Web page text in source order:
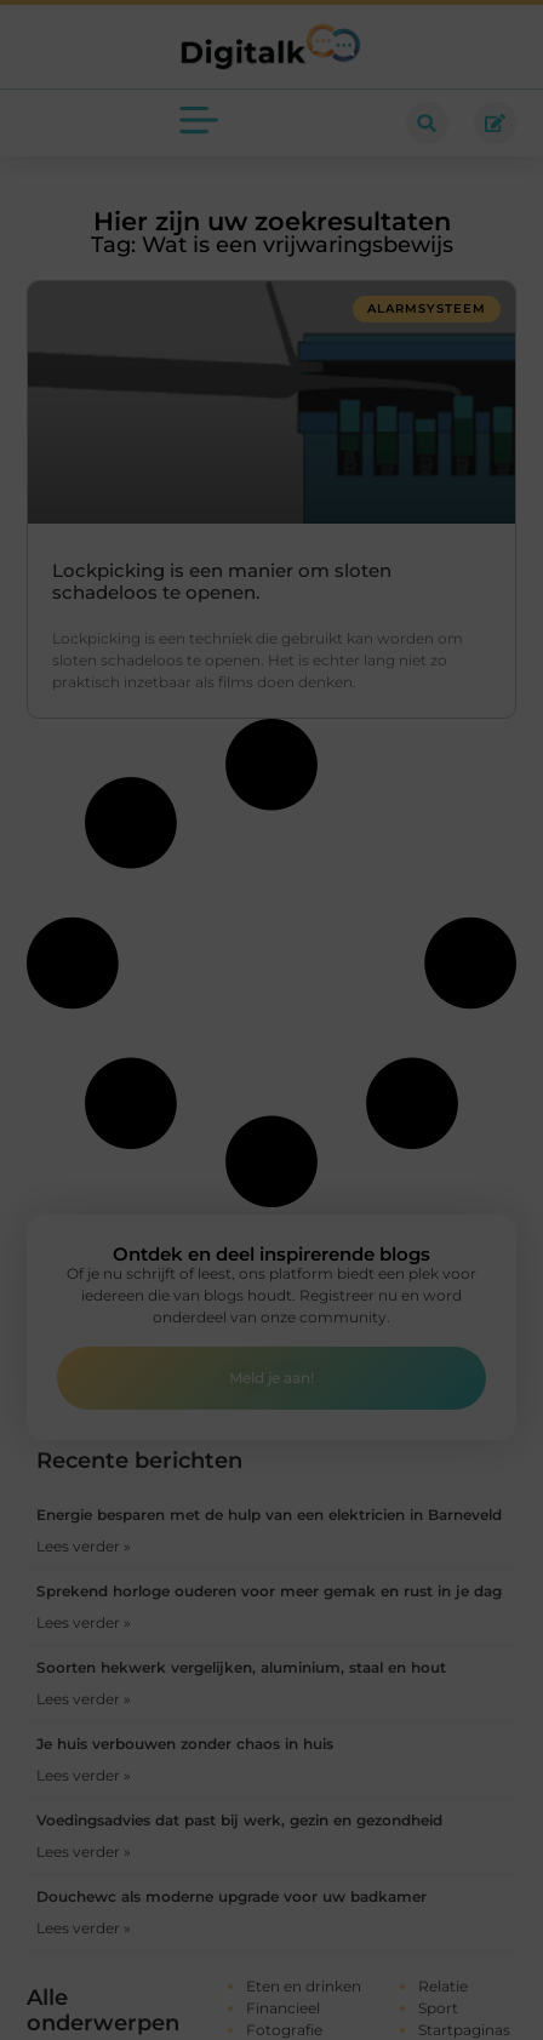
Hier zijn uw zoekresultaten
Tag: Wat is een vrijwaringsbewijs
ALARMSYSTEEM
Lockpicking is een manier om sloten
schadeloos te openen.
Lockpicking is een techniek die gebruikt kan worden om
sloten schadeloos te openen. Het is echter lang niet zo
praktisch inzetbaar als films doen denken.
Alle
onderwerpen
Eten en drinken
Financieel
Fotografie
Relatie
Sport
Startpaginas
Recente berichten
Energie besparen met de hulp van een elektricien in Barneveld
Lees verder »
Sprekend horloge ouderen voor meer gemak en rust in je dag
Lees verder »
Soorten hekwerk vergelijken, aluminium, staal en hout
Lees verder »
Je huis verbouwen zonder chaos in huis
Lees verder »
Voedingsadvies dat past bij werk, gezin en gezondheid
Lees verder »
Douchewc als moderne upgrade voor uw badkamer
Lees verder »
Ontdek en deel inspirerende blogs
Of je nu schrijft of leest, ons platform biedt een plek voor
iedereen die van blogs houdt. Registreer nu en word
onderdeel van onze community.
Meld je aan!